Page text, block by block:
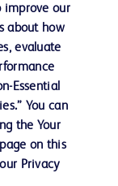
improve our
about how
evaluate
Essential
You can
the Your
on this
Privacy